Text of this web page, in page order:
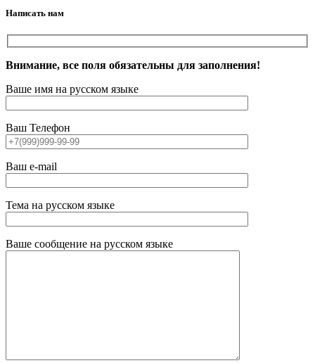
Написать нам
Внимание, все поля обязательны для заполнения!
Ваше имя на русском языке
Ваш Телефон
Ваш e-mail
Тема на русском языке
Ваше сообщение на русском языке